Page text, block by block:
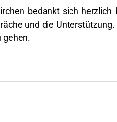
bedankt sich
und die
gehen.